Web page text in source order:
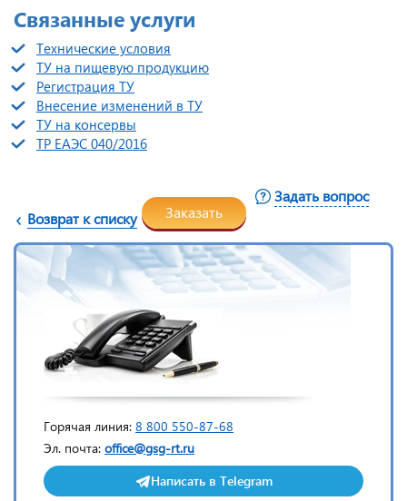
Связанные услуги
Технические условия
ТУ на пищевую продукцию
Регистрация ТУ
Внесение изменений в ТУ
ТУ на консервы
ТР ЕАЭС 040/2016
Возврат к списку Заказать
Задать вопрос
Горячая линия: 8 800 550-87-68
Эл. почта: office@gsg-rt.ru
Написать в Telegram